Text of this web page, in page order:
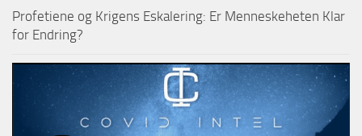
Profetiene og Krigens Eskalering: Er Menneskeheten Klar
for Endring?